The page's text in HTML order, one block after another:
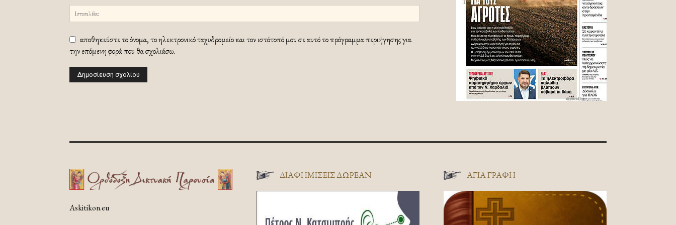
αποθηκεύστε το όνομα, το ηλεκτρονικό ταχυδρομείο και τον ιστότοπό μου σε αυτό το πρόγραμμα περιήγησης για
την επόμενη φορά που θα σχολιάσω.
Askitikon.eu
ΔΙΑΦΗΜΊΣΕΙΣ ΔΩΡΕΆΝ ΑΓΊΑ ΓΡΑΦΉ